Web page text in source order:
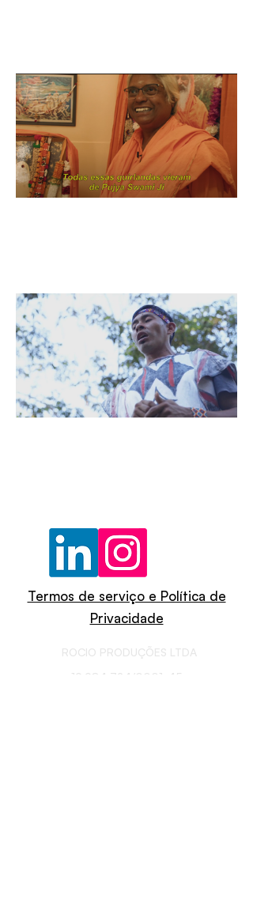
Termos de serviço e Política de
Privacidade
ROCIO PRODUÇÕES LTDA
19.984.724 /0001-45